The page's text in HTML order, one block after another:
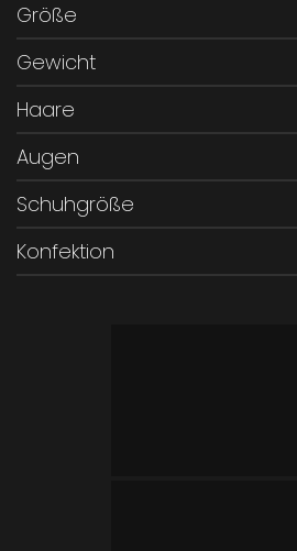
Größe
Gewicht
Haare
Augen
Schuhgröße
Konfektion